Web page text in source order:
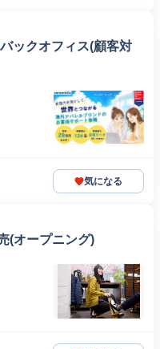
ックオフィス(顧客対
気になる
(オープニング)